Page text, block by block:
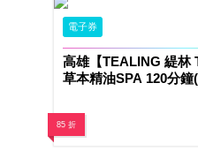
電子券
高雄【TEALING 緹林
草本精油SPA 120分鐘
85 折